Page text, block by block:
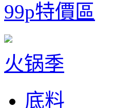
99p特價區
火锅季
底料